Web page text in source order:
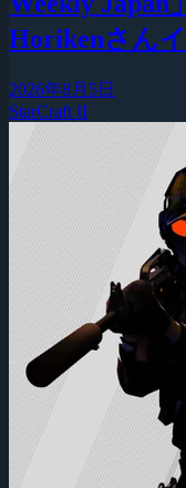
Horikenさん
2026年8月5日
StarCraft II